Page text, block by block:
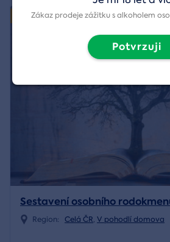
Exkluzivně
Sestavení osobního
Region: Celá ČR, V pohodlí domova
Zákaz prodeje zážitku s alkoholem
Potvrzuji